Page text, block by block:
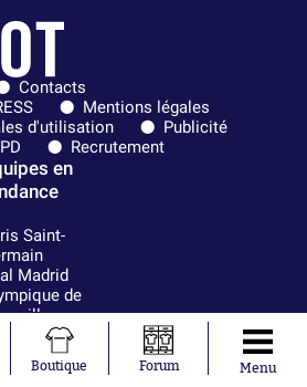
Contacts
Mentions légales
d'utilisation
Publicité
Recrutement
en
Saint-
Madrid
de
Barcelone
Boutique Forum Menu